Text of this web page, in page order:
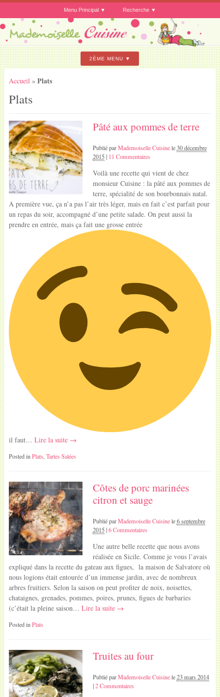
Menu Principal Recherche
2ÈME MENU
Accueil » Plats
Plats
Pâté aux pommes de terre
Publié parMademoiselle Cuisinele30 décembre
2015| 11 Commentaires
Voilà une recette qui vient de chez
monsieur Cuisine : la pâté aux pommes de
terre, spécialité de son bourbonnais natal.
A première vue, ça n’a pas l’air très léger, mais en fait c’est parfait pour
un repas du soir, accompagné d’une petite salade. On peut aussi la
prendre en entrée, mais ça fait une grosse entrée
il faut… Lire la suite →
Posted inPlats, Tartes Salées
Côtes de porc marinées
citron et sauge
Publié parMademoiselle Cuisinele6 septembre
2015|6 Commentaires
Une autre belle recette que nous avons
réalisée en Sicile. Comme je vous l’avais
expliqué dans la recette du gateau aux figues, la maison de Salvatore où
nous logions était entourée d’un immense jardin, avec de nombreux
arbres fruitiers. Selon la saison on peut profiter de noix, noisettes,
chataignes, grenades, pommes, poires, prunes, figues de barbaries
(c’était la pleine saison… Lire la suite →
Posted inPlats
Truites au four
Publié parMademoiselle Cuisinele23 mars 2014
|2 Commentaires